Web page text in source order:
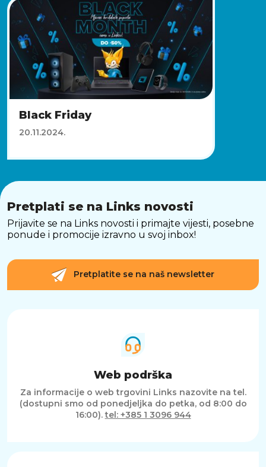
Black Friday
20.11.2024.
Pretplati se na Links novosti
Prijavite se na Links novosti i primajte vijesti, posebne
ponude i promocije izravno u svoj inbox!
Pretplatite se na naš newsletter
Web podrška
Za informacije o web trgovini Links nazovite na tel.
(dostupni smo od ponedjeljka do petka, od 8:00 do
16:00).tel: +385 1 3096 944